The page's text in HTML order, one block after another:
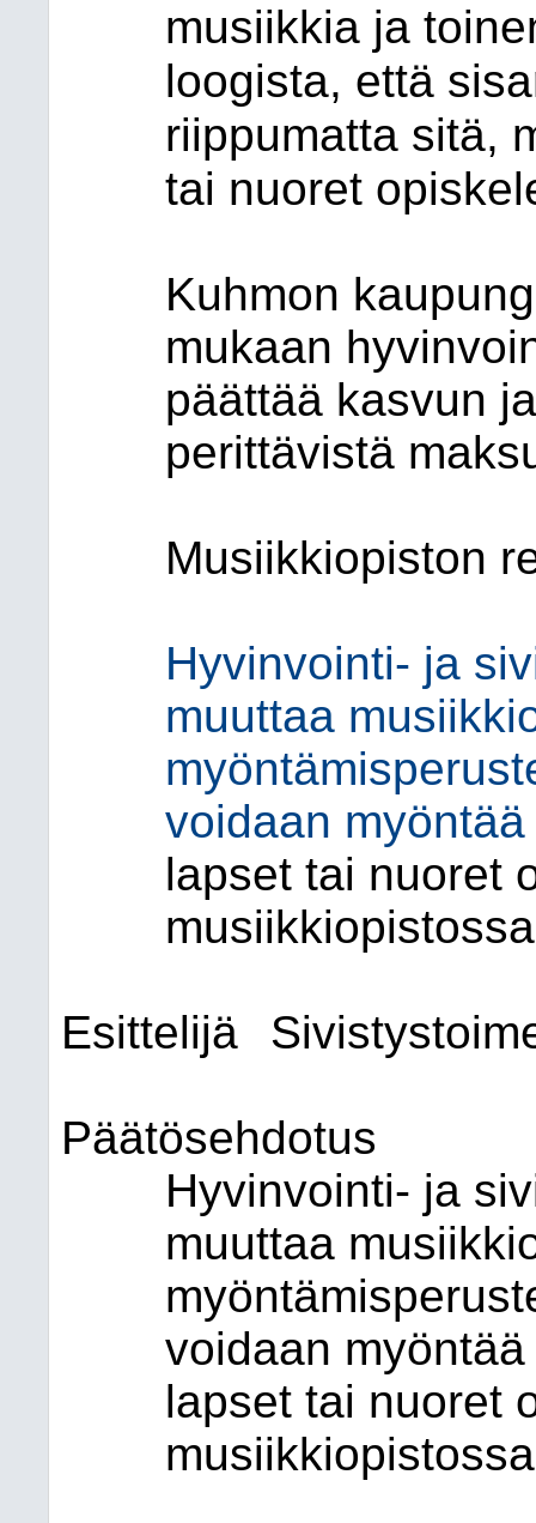
musiikkia ja
loogista, että
riippumatta sitä,
tai nuoret
Kuhmon
mukaan
päättää kasvun
perittävistä
Musiikkiopiston
Hyvinvointi- ja
muuttaa
voidaan myöntää
lapset tai nuoret
Esittelijä
Päätösehdotus
Hyvinvointi- ja
muuttaa
voidaan
lapset tai nuoret